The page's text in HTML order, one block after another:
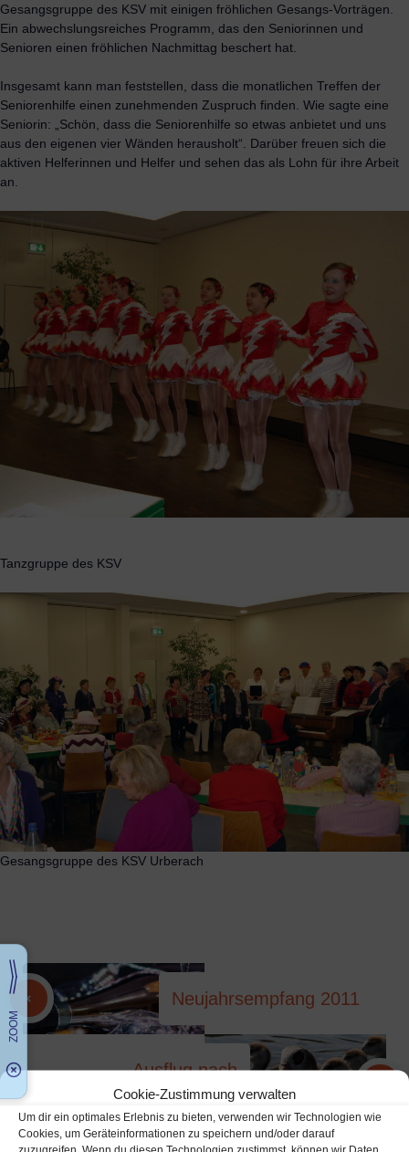
Cookie-Zustimmung verwalten
Um dir ein optimales Erlebnis zu bieten, verwenden wir Technologien wie
Cookies, um Geräteinformationen zu speichern und/oder darauf
zuzugreifen. Wenn du diesen Technologien zustimmst, können wir Daten
Gesangsgruppe des KSV mit einigen fröhlichen Gesangs-Vorträgen.
Ein abwechslungsreiches Programm, das den Seniorinnen und
Senioren einen fröhlichen Nachmittag beschert hat.
Insgesamt kann man feststellen, dass die monatlichen Treffen der
Seniorenhilfe einen zunehmenden Zuspruch finden. Wie sagte eine
Seniorin: „Schön, dass die Seniorenhilfe so etwas anbietet und uns
aus den eigenen vier Wänden herausholt“. Darüber freuen sich die
aktiven Helferinnen und Helfer und sehen das als Lohn für ihre Arbeit
an.
Tanzgruppe des KSV
Gesangsgruppe des KSV Urberach
Neujahrsempfang 2011
Ausflug nach
Wiesbaden